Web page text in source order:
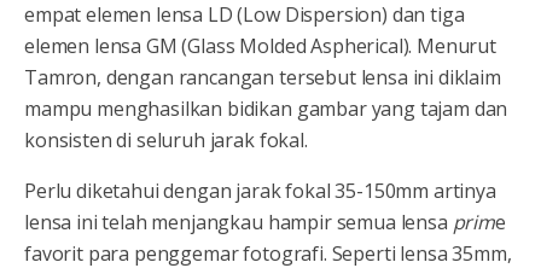
empat elemen lensa LD (Low Dispersion) dan tiga
elemen lensa GM (Glass Molded Aspherical). Menurut
Tamron, dengan rancangan tersebut lensa ini diklaim
mampu menghasilkan bidikan gambar yang tajam dan
konsisten di seluruh jarak fokal.
Perlu diketahui dengan jarak fokal 35-150mm artinya
lensa ini telah menjangkau hampir semua lensa prime
favorit para penggemar fotografi. Seperti lensa 35mm,